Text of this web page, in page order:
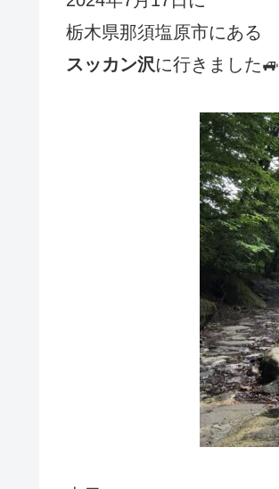
栃木県那須塩原市にある
スッカン沢に行きました🚙